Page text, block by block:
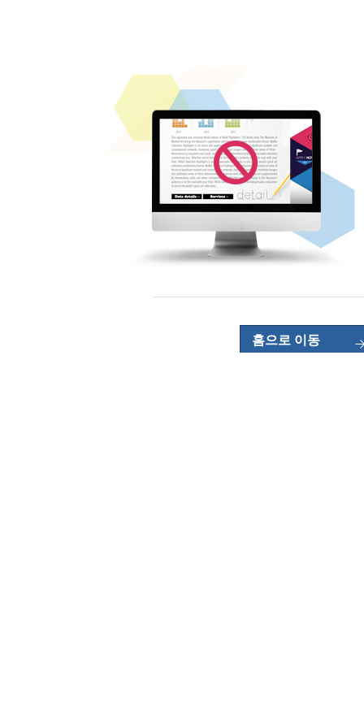
홈으로 이동